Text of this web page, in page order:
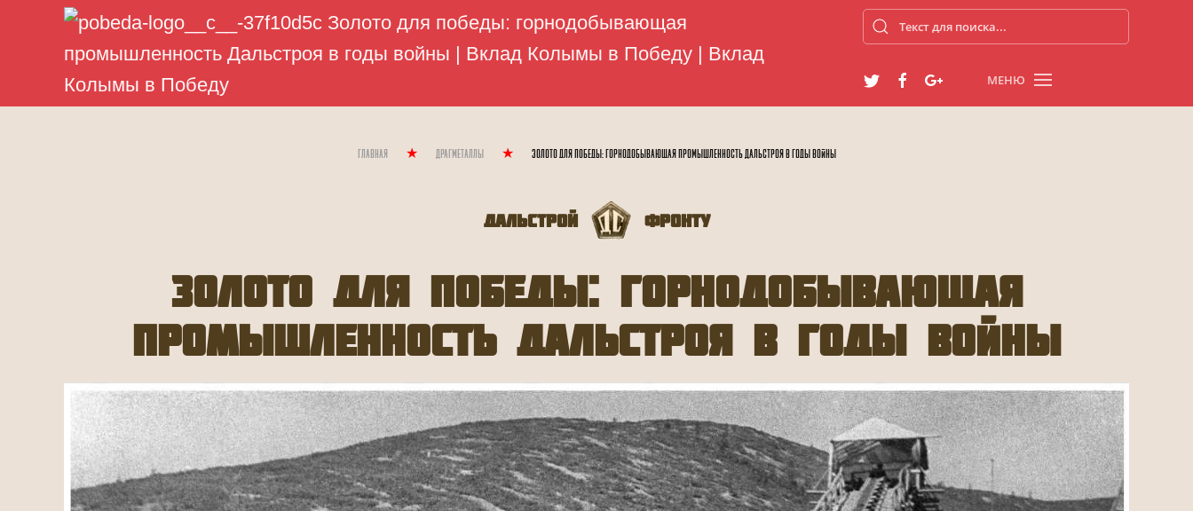
МЕНЮ
Главная Драгметаллы Золото для победы: горнодобывающая промышленность Дальстроя в годы войны
Дальстрой Фронту
Золото для победы: горнодобывающая
промышленность Дальстроя в годы войны